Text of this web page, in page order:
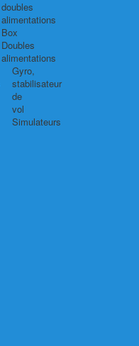
doubles
alimentations
Box
Doubles
alimentations
Gyro,
stabilisateur
de
vol
Simulateurs